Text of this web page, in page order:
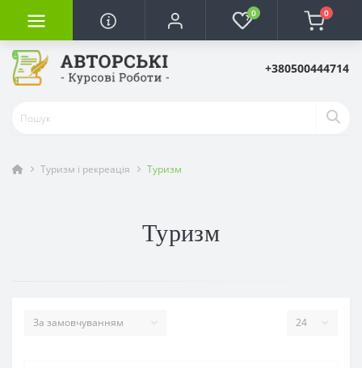
0 0
+380500444714
Туризм і рекреація Туризм
Туризм